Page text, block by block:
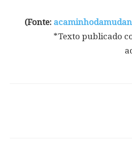
(Fonte:
*Texto publicado